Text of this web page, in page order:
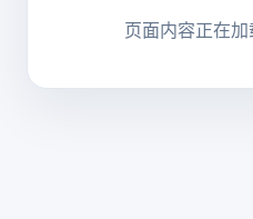
页面内容正在加